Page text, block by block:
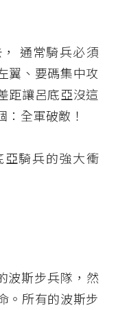
通常騎兵必須
翼、要碼集中攻
距讓呂底亞沒這
全軍破敵！
騎兵的強大衝
波斯步兵隊，然
。所有的波斯步